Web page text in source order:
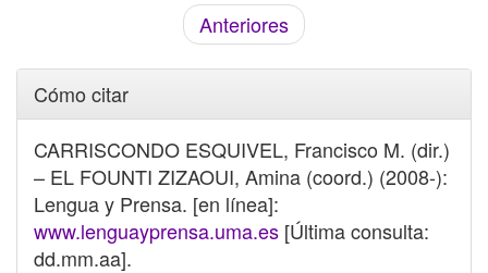
Anteriores
Cómo citar
CARRISCONDO ESQUIVEL, Francisco M. (dir.)
– EL FOUNTI ZIZAOUI, Amina (coord.) (2008-):
Lengua y Prensa. [en línea]:
www.lenguayprensa.uma.es [Última consulta:
dd.mm.aa].